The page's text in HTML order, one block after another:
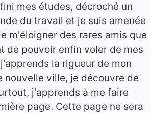
mes études, décroché un
du travail et je suis amenée
m'éloigner des rares amis que
de pouvoir enfin voler de mes
la rigueur de mon
nouvelle ville, je découvre de
j'apprends à me faire
page. Cette page ne sera